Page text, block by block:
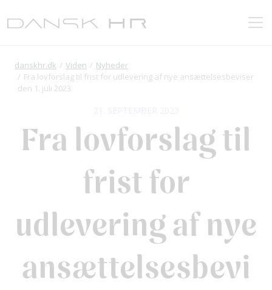
danskhr.dk Viden
Nyheder
Fra lovforslag til frist for udlevering af nye ansættelsesbeviser
den 1. juli 2023
Fra lovforslag til
frist for
udlevering af nye
ansættelsesbevi